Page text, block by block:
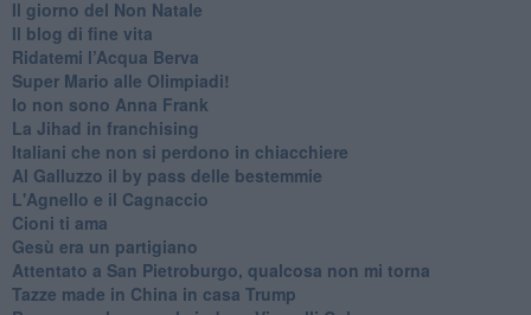
Il giorno del Non Natale
Il blog di fine vita
​Ridatemi l’Acqua Berva
Super Mario alle Olimpiadi!
Io non sono Anna Frank
​La Jihad in franchising
Italiani che non si perdono in chiacchiere
Al Galluzzo il by pass delle bestemmie
L'Agnello e il Cagnaccio
Cioni ti ama
​Gesù era un partigiano
Attentato a San Pietroburgo, qualcosa non mi torna
Tazze made in China in casa Trump